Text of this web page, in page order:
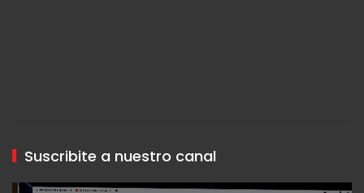
Suscribite a nuestro canal